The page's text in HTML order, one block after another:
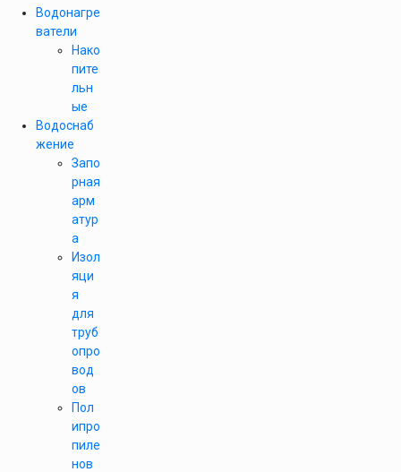
Водонагре
ватели
Нако
пите
льн
ые
Водоснаб
жение
Запо
рная
арм
атур
а
Изол
яци
я
для
труб
опро
вод
ов
Пол
ипро
пиле
нов